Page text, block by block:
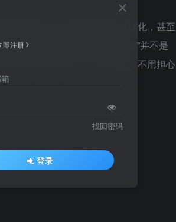
作思路还有很多细节要完善优化，甚至
利”，所以，有可能你觉得“会”并不是
，课程时长拉满，干货拉满，不用担心
即注册
找回密码
登录